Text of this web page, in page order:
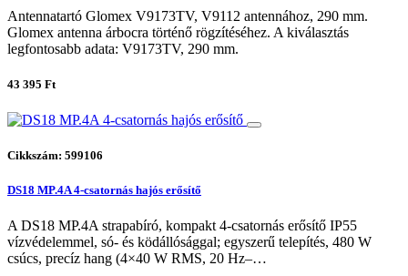
Antennatartó Glomex V9173TV, V9112 antennához, 290 mm.
Glomex antenna árbocra történő rögzítéséhez. A kiválasztás
legfontosabb adata: V9173TV, 290 mm.
43 395 Ft
Cikkszám: 599106
DS18 MP.4A 4-csatornás hajós erősítő
A DS18 MP.4A strapabíró, kompakt 4-csatornás erősítő IP55
vízvédelemmel, só- és ködállósággal; egyszerű telepítés, 480 W
csúcs, precíz hang (4×40 W RMS, 20 Hz–…